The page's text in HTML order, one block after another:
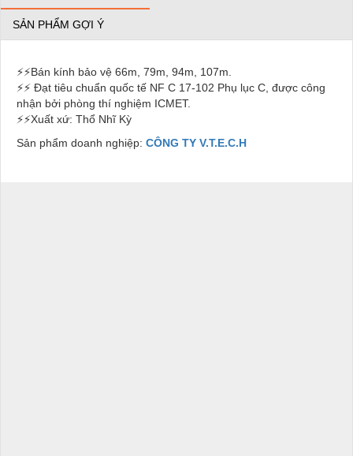
SẢN PHẨM GỢI Ý
⚡⚡Bán kính bảo vệ 66m, 79m, 94m, 107m.
⚡⚡ Đạt tiêu chuẩn quốc tế NF C 17-102 Phụ lục C, được công
nhận bởi phòng thí nghiệm ICMET.
⚡⚡Xuất xứ: Thổ Nhĩ Kỳ
Sản phẩm doanh nghiệp: CÔNG TY V.T.E.C.H